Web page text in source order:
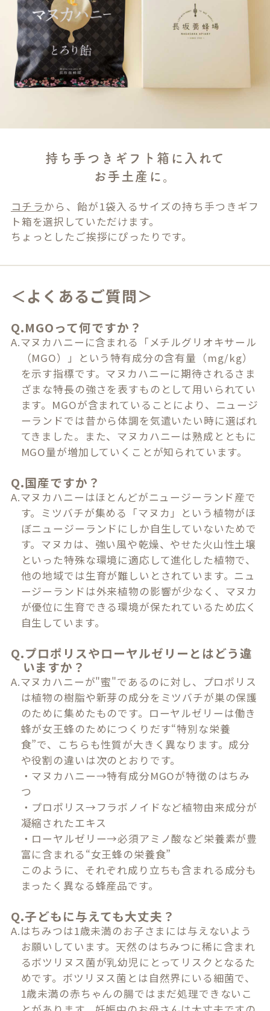
持ち手つきギフト箱に入れて
お手土産に。
コチラから、飴が1袋入るサイズの持ち手つきギフ
ト箱を選択していただけます。
ちょっとしたご挨拶にぴったりです。
＜よくあるご質問＞
Q.MGOって何ですか？
A.マヌカハニーに含まれる「メチルグリオキサール
（MGO）」という特有成分の含有量（mg/kg）
を示す指標です。マヌカハニーに期待されるさま
ざまな特長の強さを表すものとして用いられてい
ます。MGOが含まれていることにより、ニュージ
ーランドでは昔から体調を気遣いたい時に選ばれ
てきました。また、マヌカハニーは熟成とともに
MGO量が増加していくことが知られています。
Q.国産ですか？
A.マヌカハニーはほとんどがニュージーランド産で
す。ミツバチが集める「マヌカ」という植物がほ
ぼニュージーランドにしか自生していないためで
す。マヌカは、強い風や乾燥、やせた火山性土壌
といった特殊な環境に適応して進化した植物で、
他の地域では生育が難しいとされています。ニュ
ージーランドは外来植物の影響が少なく、マヌカ
が優位に生育できる環境が保たれているため広く
自生しています。
Q.プロポリスやローヤルゼリーとはどう違
いますか？
A.マヌカハニーが"蜜"であるのに対し、プロポリス
は植物の樹脂や新芽の成分をミツバチが巣の保護
のために集めたものです。ローヤルゼリーは働き
蜂が女王蜂のためにつくりだす“特別な栄養
食”で、こちらも性質が大きく異なります。成分
や役割の違いは次のとおりです。
・マヌカハニー→特有成分MGOが特徴のはちみ
つ
・プロポリス→フラボノイドなど植物由来成分が
凝縮されたエキス
・ローヤルゼリー→必須アミノ酸など栄養素が豊
富に含まれる“女王蜂の栄養食”
このように、それぞれ成り立ちも含まれる成分も
まったく異なる蜂産品です。
Q.子どもに与えても大丈夫？
A.はちみつは1歳未満のお子さまには与えないよう
お願いしています。天然のはちみつに稀に含まれ
るボツリヌス菌が乳幼児にとってリスクとなるた
めです。ボツリヌス菌とは自然界にいる細菌で、
1歳未満の赤ちゃんの腸ではまだ処理できないこ